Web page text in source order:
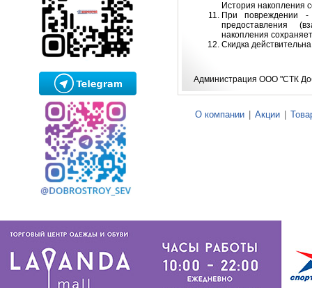
История накопления
При повреждении -
предоставления
накопления
Скидка
Администрация ООО "СТК
О компании Акции